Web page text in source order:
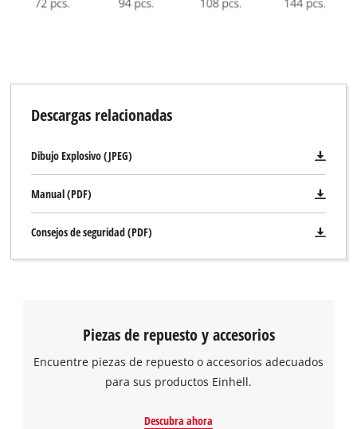
Descargas relacionadas
Dibujo Explosivo (JPEG)
Manual (PDF)
Consejos de seguridad (PDF)
Piezas de repuesto y accesorios
Encuentre piezas de repuesto o accesorios adecuados
para sus productos Einhell.
Descubra ahora